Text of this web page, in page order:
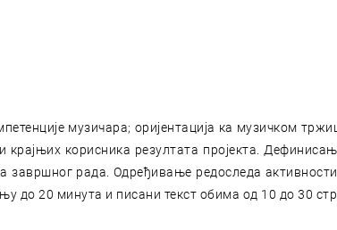
музичара; оријентација ка музичком
корисника резултата пројекта.
рада. Одређивање редоследа
до 20 минута и писани текст обима од 10 до 30